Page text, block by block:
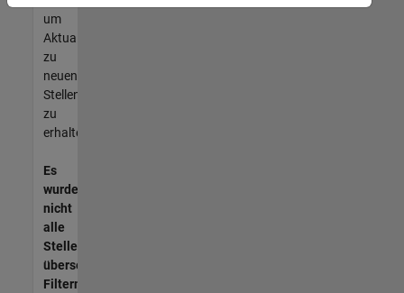
um
Aktualisierungen
zu
neuen
Stellenangeboten
zu
erhalten.
Es
wurden
nicht
alle
Stellen
übersetzt.
Filtern